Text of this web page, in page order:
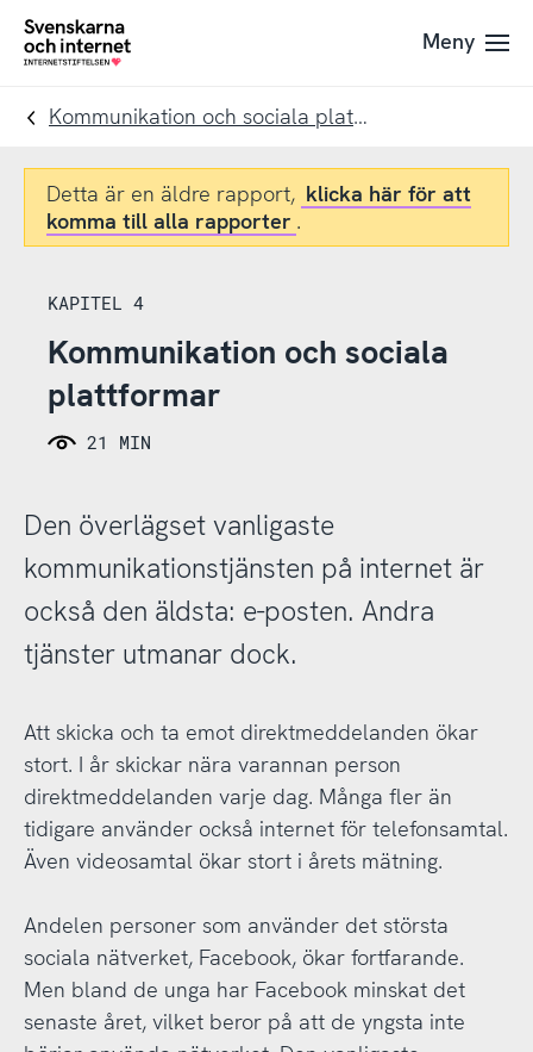
Till
navigation
Till
innehåll
To
Meny
Kommunikation och sociala plattformar
Detta är en äldre rapport, klicka här för att
komma till alla rapporter .
KAPITEL 4
Kommunikation och sociala
plattformar
21 MIN
Den överlägset vanligaste
kommunikationstjänsten på internet är
också den äldsta: e-posten. Andra
tjänster utmanar dock.
Att skicka och ta emot direktmeddelanden ökar
stort. I år skickar nära varannan person
direktmeddelanden varje dag. Många fler än
tidigare använder också internet för telefonsamtal.
Även videosamtal ökar stort i årets mätning.
Andelen personer som använder det största
sociala nätverket, Facebook, ökar fortfarande.
Men bland de unga har Facebook minskat det
senaste året, vilket beror på att de yngsta inte